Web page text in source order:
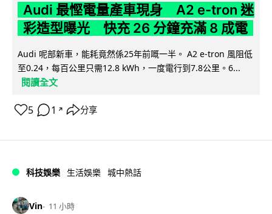
Audi 最慳電量產車現身 A2 e-tron 迷
彩造型曝光 快充 26 分鐘充滿 8 成電
Audi 呢部新車，能耗竟然係25年前嘅一半。 A2 e-tron 風阻低
至0.24，每百公里只需12.8 kWh，一度電行到7.8公里。6...
閱讀全文
5 1 ↗ 分享
科技娛樂 生活娛樂 城中熱話
Vin 11 小時